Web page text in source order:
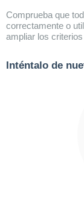
Comprueba que
correctamente o
ampliar los
Inténtalo de